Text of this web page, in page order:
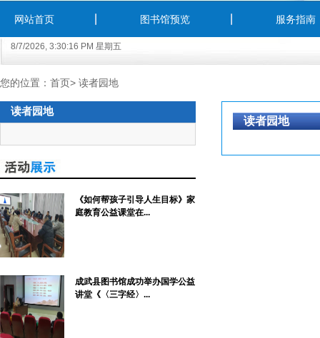
网站首页 图书馆预览 服务指南
8/7/2026, 3:30:16 PM 星期五
您的位置： 首页> 读者园地
读者园地
《如何帮孩子引导人生目标》家
庭教育公益课堂在...
成武县图书馆成功举办国学公益
讲堂《〈三字经〉...
读者园地